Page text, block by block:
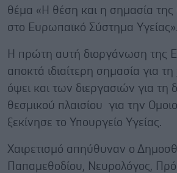
θέμα «Η θέση και η σημασία της
στο Ευρωπαϊκό Σύστημα Υγείας».
Η πρώτη αυτή διοργάνωση της
αποκτά ιδιαίτερη σημασία για
όψει και των διεργασιών για
θεσμικού πλαισίου για την
ξεκίνησε το Υπουργείο Υγείας.
Χαιρετισμό απηύθυναν ο
Παπαμεθοδίου, Νευρολόγος,